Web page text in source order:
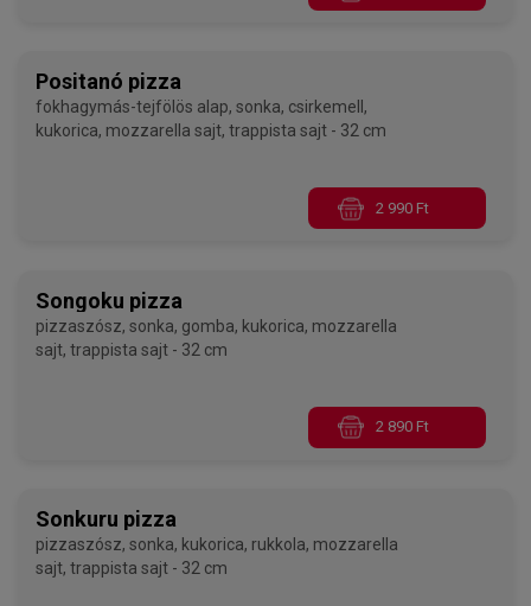
Positanó pizza
fokhagymás-tejfölös alap, sonka, csirkemell,
kukorica, mozzarella sajt, trappista sajt - 32 cm
2 990 Ft
Songoku pizza
pizzaszósz, sonka, gomba, kukorica, mozzarella
sajt, trappista sajt - 32 cm
2 890 Ft
Sonkuru pizza
pizzaszósz, sonka, kukorica, rukkola, mozzarella
sajt, trappista sajt - 32 cm